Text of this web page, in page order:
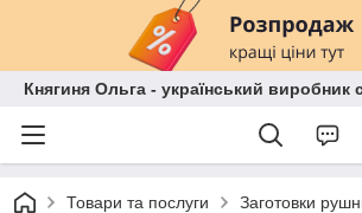
Княгиня Ольга - український виробник
Товари та послуги Заготовки